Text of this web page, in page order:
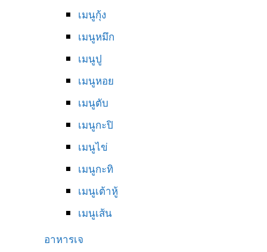
เมนูกุ้ง
เมนูหมึก
เมนูปู
เมนูหอย
เมนูตับ
เมนูกะปิ
เมนูไข่
เมนูกะทิ
เมนูเต้าหู้
เมนูเส้น
อาหารเจ